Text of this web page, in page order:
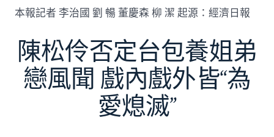
本報記者 李治國 劉 暢 董慶森 柳 潔 起源：經濟日報
陳松伶否定台包養姐弟
戀風聞 戲內戲外皆“為
愛熄滅”